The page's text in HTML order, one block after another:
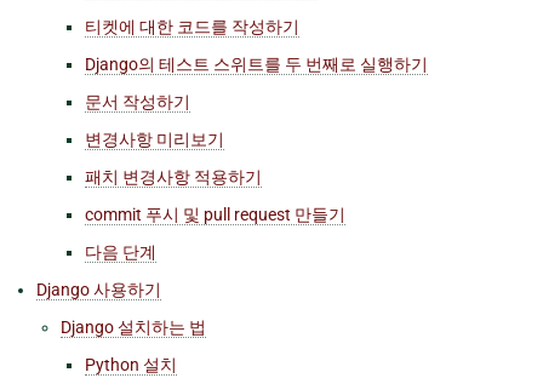
티켓에 대한 코드를 작성하기
Django의 테스트 스위트를 두 번째로 실행하기
문서 작성하기
변경사항 미리보기
패치 변경사항 적용하기
commit 푸시 및 pull request 만들기
다음 단계
Django 사용하기
Django 설치하는 법
Python 설치